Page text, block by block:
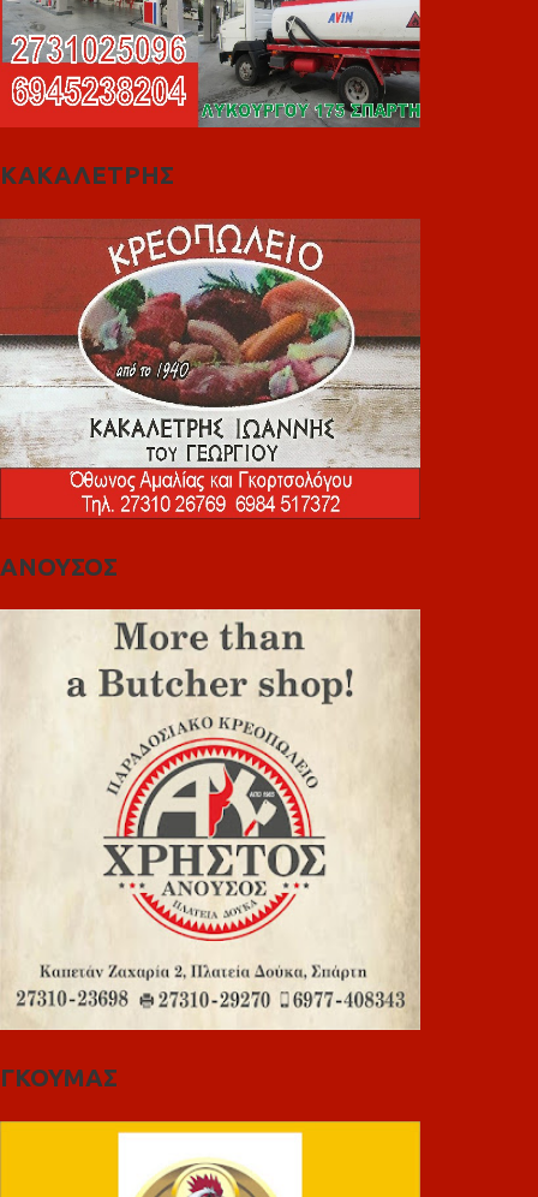
ΚΑΚΑΛΕΤΡΗΣ
ΑΝΟΥΣΟΣ
ΓΚΟΥΜΑΣ